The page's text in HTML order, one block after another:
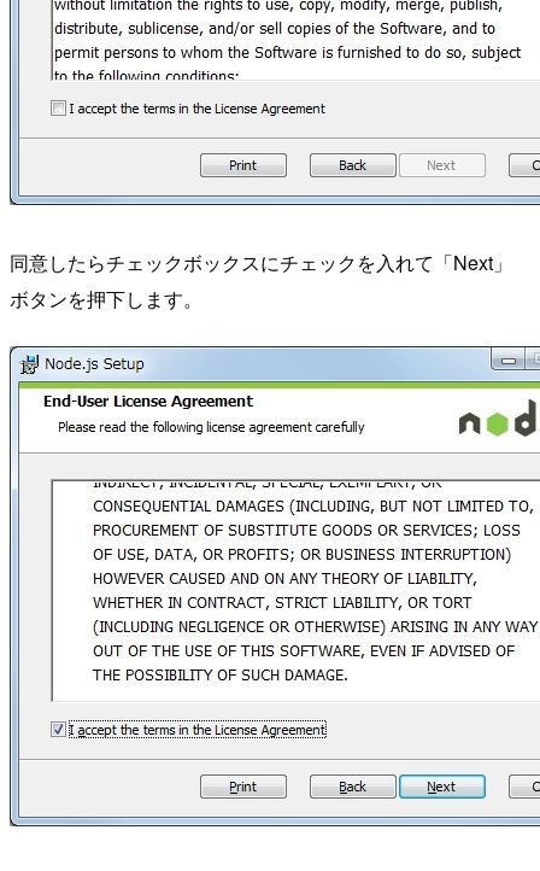
同意したらチェックボックスにチェックを入れて「Next」
ボタンを押下します。